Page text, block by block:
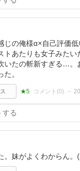
じの俺様α×自己評価
トあたりも女子みた
いたの斬新すぎる…。
た。
★5 コメント(0)
。妹がよくわからん。